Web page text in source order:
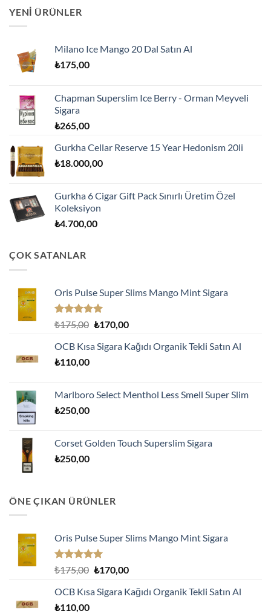
YENI ÜRÜNLER
Milano Ice Mango 20 Dal Satın Al
₺175,00
Chapman Superslim Ice Berry - Orman Meyveli
Sigara
₺265,00
Gurkha Cellar Reserve 15 Year Hedonism 20li
₺18.000,00
Gurkha 6 Cigar Gift Pack Sınırlı Üretim Özel
Koleksiyon
₺4.700,00
ÇOK SATANLAR
Oris Pulse Super Slims Mango Mint Sigara
5 üzerinden
oy
aldı
₺175,00 Orijinal
₺175,00.
₺170,00Şu
fiyat:
OCB Kısa Sigara Kağıdı Organik Tekli Satın Al
₺110,00
Marlboro Select Menthol Less Smell Super Slim
₺250,00
Corset Golden Touch Superslim Sigara
₺250,00
ÖNE ÇIKAN ÜRÜNLER
Oris Pulse Super Slims Mango Mint Sigara
5 üzerinden
oy
aldı
₺175,00 Orijinal
₺175,00.
₺170,00Şu
fiyat:
OCB Kısa Sigara Kağıdı Organik Tekli Satın Al
₺110,00